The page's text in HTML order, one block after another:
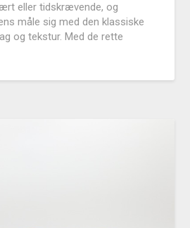
eller tidskrævende, og
måle sig med den klassiske
og tekstur. Med de rette